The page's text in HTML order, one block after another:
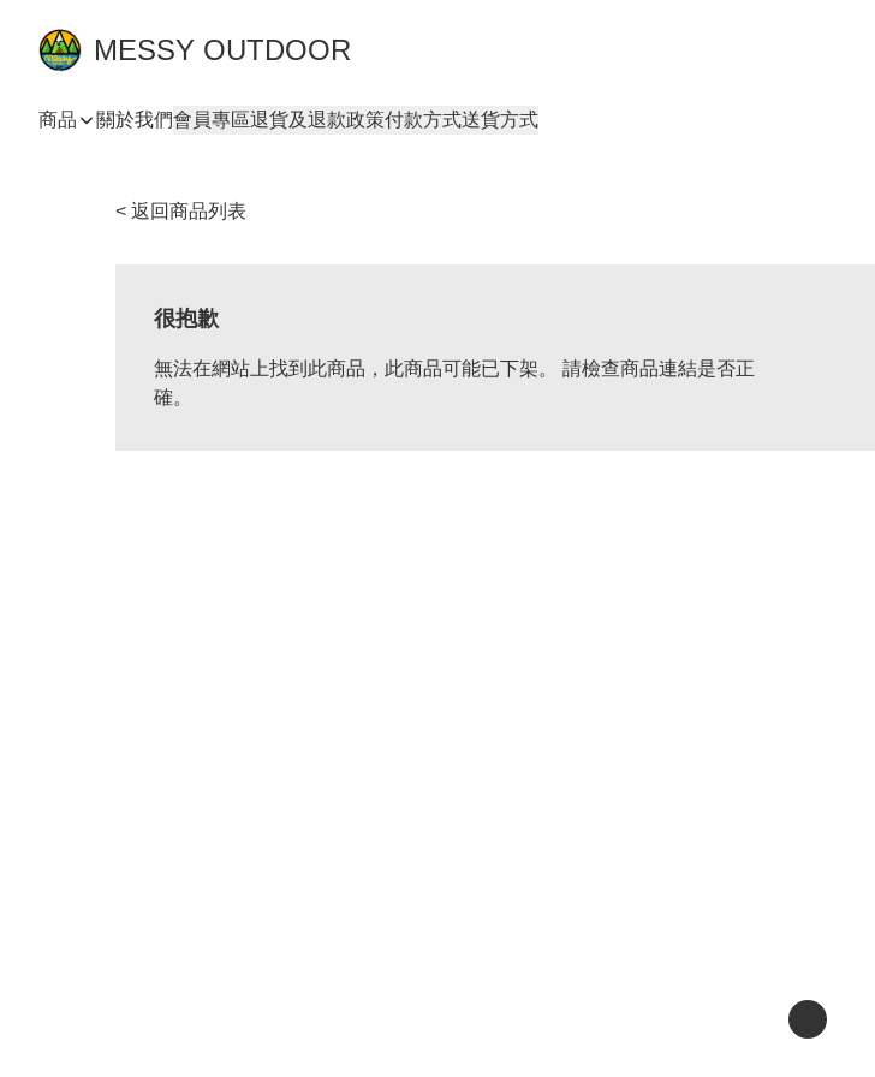
MESSY OUTDOOR
商品 關於我們會員專區退貨及退款政策付款方式送貨方式
< 返回商品列表
很抱歉
無法在網站上找到此商品，此商品可能已下架。 請檢查商品連結是否正
確。